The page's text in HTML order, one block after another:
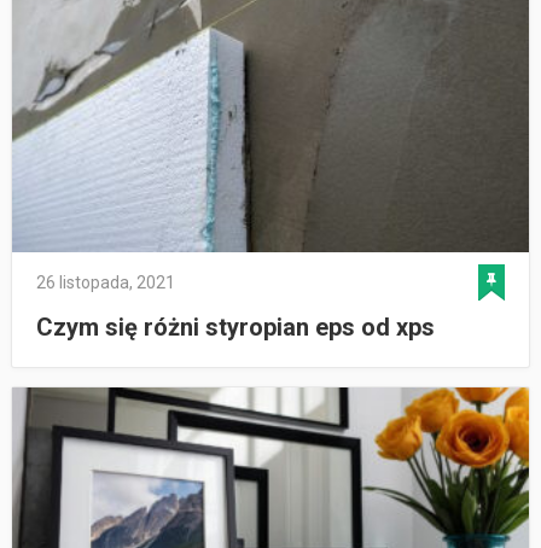
26 listopada, 2021
Czym się różni styropian eps od xps